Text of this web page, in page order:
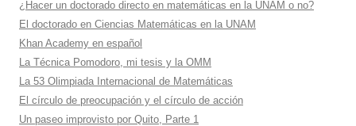
¿Hacer un doctorado directo en matemáticas en la UNAM o no?
El doctorado en Ciencias Matemáticas en la UNAM
Khan Academy en español
La Técnica Pomodoro, mi tesis y la OMM
La 53 Olimpiada Internacional de Matemáticas
El círculo de preocupación y el círculo de acción
Un paseo improvisto por Quito, Parte 1